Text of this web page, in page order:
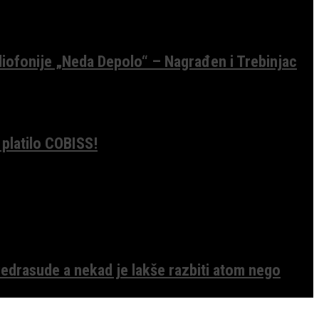
„Neda Depolo“ – Nagrađen i Trebinjac
COBISS!
a nekad je lakše razbiti atom nego